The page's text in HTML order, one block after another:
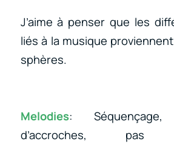
J’aime à penser que les
liés à la musique
sphères.
Melodies: Séquençage,
d’accroches, pas